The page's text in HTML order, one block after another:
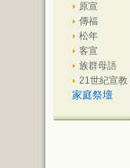
原宣
傳福
松年
客宣
族群母語
21世紀宣教
家庭祭壇